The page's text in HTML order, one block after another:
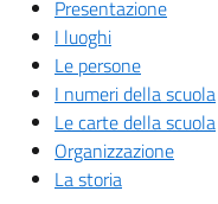
Presentazione
I luoghi
Le persone
I numeri della scuola
Le carte della scuola
Organizzazione
La storia